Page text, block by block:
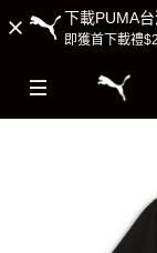
下載PUMA
即獲首下載禮